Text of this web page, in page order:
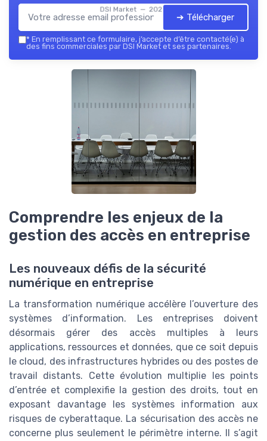
DSI Market — 2026
➔ Télécharger
* En remplissant ce formulaire, j’accepte d’être contacté(e) à
des fins commerciales par DSI Market et ses partenaires.
Comprendre les enjeux de la
gestion des accès en entreprise
Les nouveaux défis de la sécurité
numérique en entreprise
La transformation numérique accélère l’ouverture des
systèmes d’information. Les entreprises doivent
désormais gérer des accès multiples à leurs
applications, ressources et données, que ce soit depuis
le cloud, des infrastructures hybrides ou des postes de
travail distants. Cette évolution multiplie les points
d’entrée et complexifie la gestion des droits, tout en
exposant davantage les systèmes information aux
risques de cyberattaque. La sécurisation des accès ne
concerne plus seulement le périmètre interne. Il s’agit